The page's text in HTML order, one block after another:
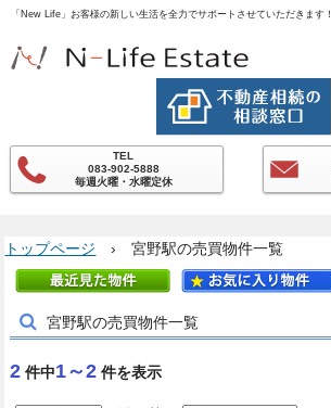
「New Life」お客様の新しい生活を全力でサポートさせていただきます！
TEL
083-902-5888
毎週火曜・水曜定休
トップページ › 宮野駅の売買物件一覧
宮野駅の売買物件一覧
2 件中1～2 件を表示